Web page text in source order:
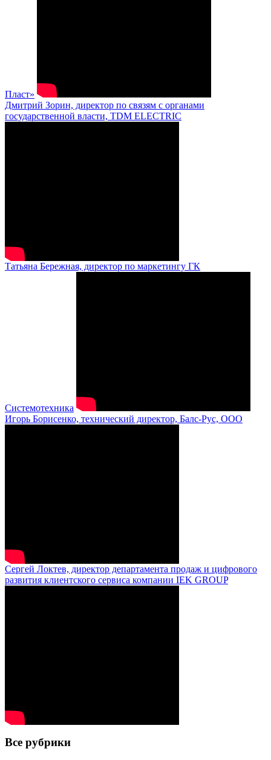
Пласт»
Дмитрий Зорин, директор по связям с органами
государственной власти, TDM ELECTRIC
Татьяна Бережная, директор по маркетингу ГК
Системотехника
Игорь Борисенко, технический директор, Балс-Рус, ООО
Сергей Локтев, директор департамента продаж и цифрового
развития клиентского сервиса компании IEK GROUP
Все рубрики